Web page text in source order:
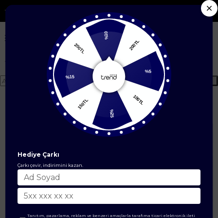
Seçili Yeni Sezon Ürünlerde %50'ye
Blog
Armine Trend Blog
%10
200TL
%5
100TL
%25
150TL
%15
200TL
Hediye Çarkı
Çarkı çevir, indirimini kazan.
Tanıtım, pazarlama, reklam ve benzeri amaçlarla tarafıma ticari elektronik ileti